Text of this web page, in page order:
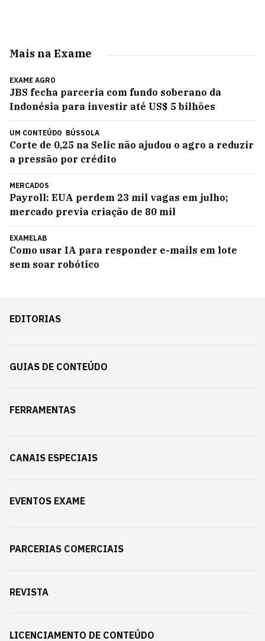
Mais na Exame
EXAME AGRO
JBS fecha parceria com fundo soberano da
Indonésia para investir até US$ 5 bilhões
UM CONTEÚDO BÚSSOLA
Corte de 0,25 na Selic não ajudou o agro a reduzir
a pressão por crédito
MERCADOS
Payroll: EUA perdem 23 mil vagas em julho;
mercado previa criação de 80 mil
EXAMELAB
Como usar IA para responder e-mails em lote
sem soar robótico
EDITORIAS
GUIAS DE CONTEÚDO
FERRAMENTAS
CANAIS ESPECIAIS
EVENTOS EXAME
PARCERIAS COMERCIAIS
REVISTA
LICENCIAMENTO DE CONTEÚDO